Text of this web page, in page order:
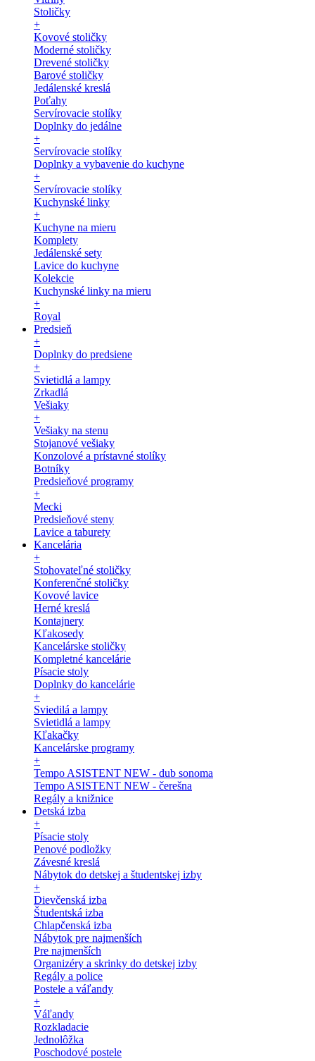
Stoličky
+
Kovové stoličky
Moderné stoličky
Drevené stoličky
Barové stoličky
Jedálenské kreslá
Poťahy
Servírovacie stolíky
Doplnky do jedálne
+
Servírovacie stolíky
Doplnky a vybavenie do kuchyne
+
Servírovacie stolíky
Kuchynské linky
+
Kuchyne na mieru
Komplety
Jedálenské sety
Lavice do kuchyne
Kolekcie
Kuchynské linky na mieru
+
Royal
Predsieň
+
Doplnky do predsiene
+
Svietidlá a lampy
Zrkadlá
Vešiaky
+
Vešiaky na stenu
Stojanové vešiaky
Konzolové a prístavné stolíky
Botníky
Predsieňové programy
+
Mecki
Predsieňové steny
Lavice a taburety
Kancelária
+
Stohovateľné stoličky
Konferenčné stoličky
Kovové lavice
Herné kreslá
Kontajnery
Kľakosedy
Kancelárske stoličky
Kompletné kancelárie
Písacie stoly
Doplnky do kancelárie
+
Sviedilá a lampy
Svietidlá a lampy
Kľakačky
Kancelárske programy
+
Tempo ASISTENT NEW - dub sonoma
Tempo ASISTENT NEW - čerešna
Regály a knižnice
Detská izba
+
Písacie stoly
Penové podložky
Závesné kreslá
Nábytok do detskej a študentskej izby
+
Dievčenská izba
Študentská izba
Chlapčenská izba
Nábytok pre najmenších
Pre najmenších
Organizéry a skrinky do detskej izby
Regály a police
Postele a váľandy
+
Váľandy
Rozkladacie
Jednolôžka
Poschodové postele